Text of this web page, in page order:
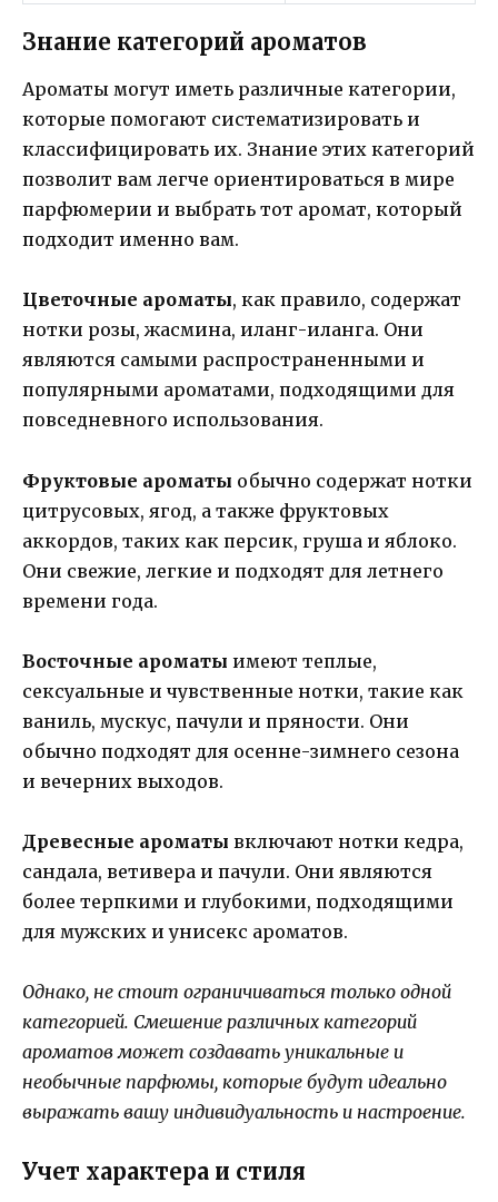
Знание категорий ароматов
Ароматы могут иметь различные категории,
которые помогают систематизировать и
классифицировать их. Знание этих категорий
позволит вам легче ориентироваться в мире
парфюмерии и выбрать тот аромат, который
подходит именно вам.
Цветочные ароматы, как правило, содержат
нотки розы, жасмина, иланг-иланга. Они
являются самыми распространенными и
популярными ароматами, подходящими для
повседневного использования.
Фруктовые ароматы обычно содержат нотки
цитрусовых, ягод, а также фруктовых
аккордов, таких как персик, груша и яблоко.
Они свежие, легкие и подходят для летнего
времени года.
Восточные ароматы имеют теплые,
сексуальные и чувственные нотки, такие как
ваниль, мускус, пачули и пряности. Они
обычно подходят для осенне-зимнего сезона
и вечерних выходов.
Древесные ароматы включают нотки кедра,
сандала, ветивера и пачули. Они являются
более терпкими и глубокими, подходящими
для мужских и унисекс ароматов.
Однако, не стоит ограничиваться только одной
категорией. Смешение различных категорий
ароматов может создавать уникальные и
необычные парфюмы, которые будут идеально
выражать вашу индивидуальность и настроение.
Учет характера и стиля